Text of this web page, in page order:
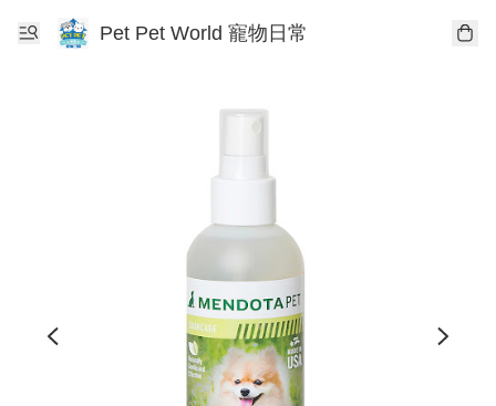
Pet Pet World 寵物日常